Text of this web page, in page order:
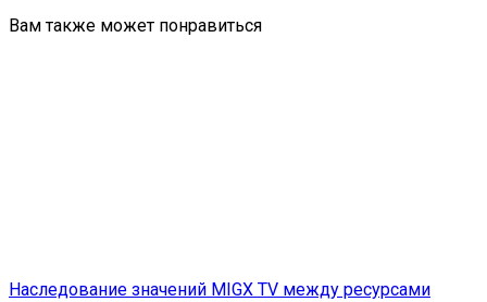
Вам также может понравиться
Наследование значений MIGX TV между ресурсами